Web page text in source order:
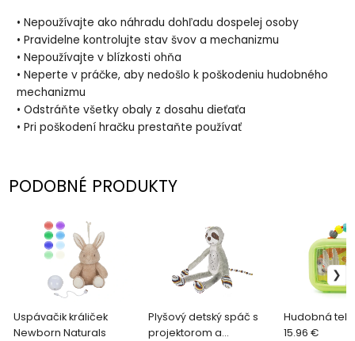
• Nepoužívajte ako náhradu dohľadu dospelej osoby
• Pravidelne kontrolujte stav švov a mechanizmu
• Nepoužívajte v blízkosti ohňa
• Neperte v práčke, aby nedošlo k poškodeniu hudobného
mechanizmu
• Odstráňte všetky obaly z dosahu dieťaťa
• Pri poškodení hračku prestaňte používať
PODOBNÉ PRODUKTY
Uspávačik králiček
Newborn Naturals
Plyšový detský spáč s
projektorom a
Hudobná
15.96 €